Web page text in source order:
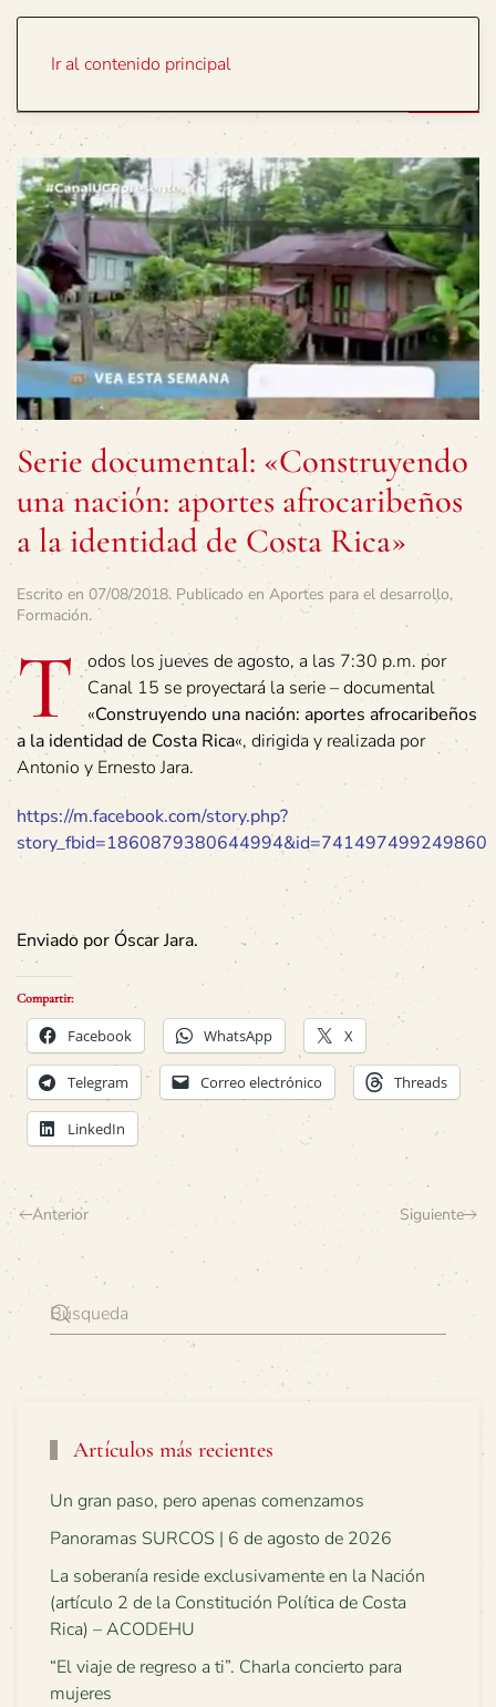
Ir al contenido principal
Serie documental: «Construyendo
una nación: aportes afrocaribeños
a la identidad de Costa Rica»
Escrito en 07/08/2018. Publicado en Aportes para el desarrollo,
Formación.
T
odos los jueves de agosto, a las 7:30 p.m. por
Canal 15 se proyectará la serie – documental
«Construyendo una nación: aportes afrocaribeños
a la identidad de Costa Rica«, dirigida y realizada por
Antonio y Ernesto Jara.
https://m.facebook.com/story.php?
story_fbid=1860879380644994&id=741497499249860
Enviado por Óscar Jara.
Compartir:
Facebook WhatsApp X
Telegram Correo electrónico Threads
LinkedIn
Anterior Siguiente
Artículos más recientes
Un gran paso, pero apenas comenzamos
Panoramas SURCOS | 6 de agosto de 2026
La soberanía reside exclusivamente en la Nación
(artículo 2 de la Constitución Política de Costa
Rica) – ACODEHU
“El viaje de regreso a ti”. Charla concierto para
mujeres